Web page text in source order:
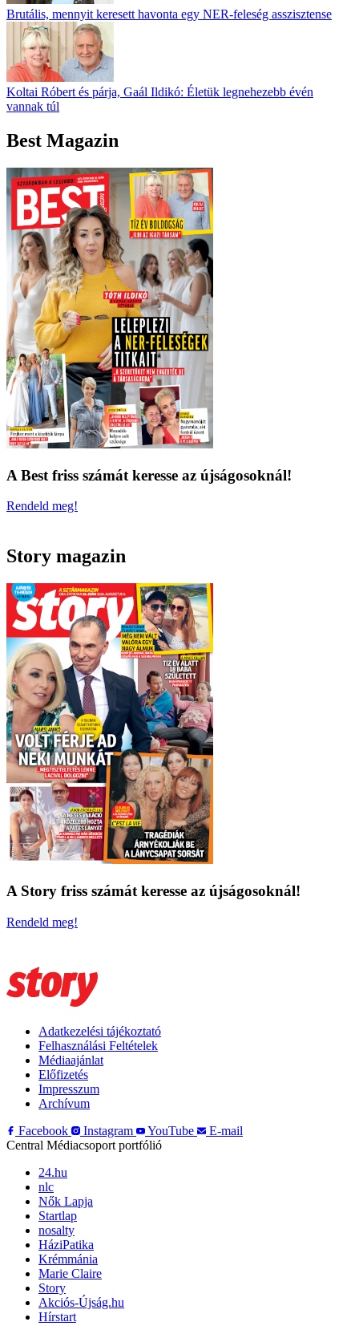
Brutális, mennyit keresett havonta egy NER-feleség asszisztense
Koltai Róbert és párja, Gaál Ildikó: Életük legnehezebb évén
vannak túl
Best Magazin
A Best friss számát keresse az újságosoknál!
Rendeld meg!
Story magazin
A Story friss számát keresse az újságosoknál!
Rendeld meg!
Adatkezelési tájékoztató
Felhasználási Feltételek
Médiaajánlat
Előfizetés
Impresszum
Archívum
Facebook
Instagram YouTube
E-mail
Central Médiacsoport portfólió
24.hu
nlc
Nők Lapja
Startlap
nosalty
HáziPatika
Krémmánia
Marie Claire
Story
Akciós-Újság.hu
Hírstart